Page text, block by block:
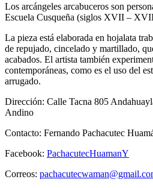
Los arcángeles arcabuceros son
Escuela Cusqueña (siglos XVII –
La pieza está elaborada en hojalata
de repujado, cincelado y martillado,
acabados. El artista también
contemporáneas, como es el uso del
arrugado.
Dirección: Calle Tacna 805
Andino
Contacto: Fernando Pachacutec
Facebook: PachacutecHuamanY
Correos: